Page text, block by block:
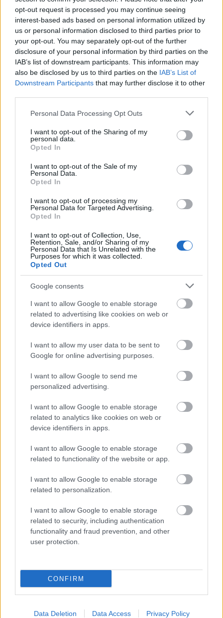
opt-out request is processed you may continue seeing
interest-based ads based on personal information utilized by
us or personal information disclosed to third parties prior to
your opt-out. You may separately opt-out of the further
disclosure of your personal information by third parties on the
IAB’s list of downstream participants. This information may
also be disclosed by us to third parties on the IAB’s List of
Downstream Participants that may further disclose it to other
Please note that this website/app uses one or more Google
not limited to your visit or usage behaviour. You may click to
grant or deny consent to Google and its third-party tags to
use your data for below specified purposes in below Google
consent section.
Personal Data Processing Opt Outs
I want to opt-out of the Sharing of my
personal data.
Opted In
I want to opt-out of the Sale of my
Personal Data.
Opted In
I want to opt-out of processing my
Personal Data for Targeted Advertising.
Opted In
I want to opt-out of Collection, Use,
Retention, Sale, and/or Sharing of my
Personal Data that Is Unrelated with the
Purposes for which it was collected.
Opted Out
Google consents
I want to allow Google to enable storage
related to advertising like cookies on web or
device identifiers in apps.
I want to allow my user data to be sent to
Google for online advertising purposes.
I want to allow Google to send me
personalized advertising.
I want to allow Google to enable storage
related to analytics like cookies on web or
device identifiers in apps.
I want to allow Google to enable storage
related to functionality of the website or app.
I want to allow Google to enable storage
related to personalization.
I want to allow Google to enable storage
related to security, including authentication
functionality and fraud prevention, and other
user protection.
CONFIRM
Data Deletion Data Access Privacy Policy
forrásban férjezett nevén, Gertrud Felsőványi
néven szerepel. A felek szakértői testület
felállításában egyeztek meg, amely a
közelmúltban arra jutott, hogy a képet
valóban fosztogatás útján vették el eredeti
tulajdonosától, ezért vissza kell szolgáltatni.
Andrea Felsőványi ügyvédje, Ernst Ploil
ugyanakkor csütörtökön azt mondta a
Reuters hírügynökségnek, hogy
kiegyeznének a 30 millió dollárnál lényegesen
pénzen való osztozkodással. A Klimt
Alapítvány a kép értékét 18 és 25 millió dollár
hivatkozva.
Klimt Képzőművészet Képző
„NEM TÖBB EZER EMBERRE UTAZUNK, HANEM
EGY VÁLOGATOTT TÁRSASÁGRA”
LÉTEZIK GYÓGYÍTÓ MÚZEUM?!
https://kulturpart.hu/api/trackback/id/7937784
Kommentek:
A hozzászólások avonatkozó jogszabályokértelmében felhasználói tartalomnak
nem vállal, azokat nem ellenőrzi. Kifogás esetén forduljon a blog szerkesztőjéhez.